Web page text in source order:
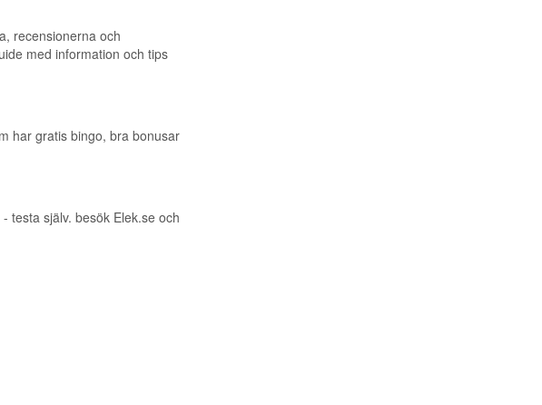
recensionerna och
med information och tips
har gratis bingo, bra bonusar
testa själv. besök Elek.se och